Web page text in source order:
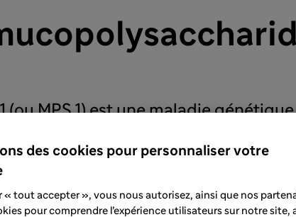
MPS 1) est une maladie
et Scheie
. Découvrez dans
suspicion.
des cookies pour personnaliser votre
« tout accepter », vous nous autorisez, ainsi que nos
pour comprendre l’expérience utilisateurs sur notre site,